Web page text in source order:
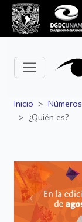
Inicio Números
¿Quién es?
Siguiente